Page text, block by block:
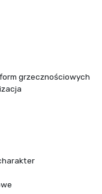
grzecznościowych